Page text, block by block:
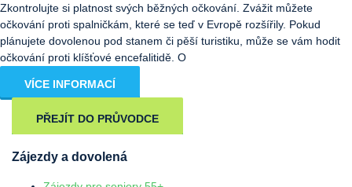
Zkontrolujte si platnost svých běžných očkování. Zvážit můžete
očkování proti spalničkám, které se teď v Evropě rozšířily. Pokud
plánujete dovolenou pod stanem či pěší turistiku, může se vám hodit
očkování proti klíšťové encefalitidě. O
VÍCE INFORMACÍ
PŘEJÍT DO PRŮVODCE
Zájezdy a dovolená